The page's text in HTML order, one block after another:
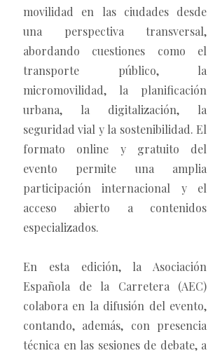
movilidad en las ciudades desde
una perspectiva transversal,
abordando cuestiones como el
transporte público, la
micromovilidad, la planificación
urbana, la digitalización, la
seguridad vial y la sostenibilidad. El
formato online y gratuito del
evento permite una amplia
participación internacional y el
acceso abierto a contenidos
especializados.
En esta edición, la Asociación
Española de la Carretera (AEC)
colabora en la difusión del evento,
contando, además, con presencia
técnica en las sesiones de debate, a